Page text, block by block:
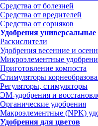
Средства от болезней
Средства от вредителей
Средства от сорняков
Удобрения универсальные
Раскислители
Удобрения весенние и
Микроэлементные
Приготовление компоста
Стимуляторы
Регуляторы, стимуляторы
ЭМ-удобрения и
Органические удобрения
Макроэлементные (NPK)
Удобрения для цветов